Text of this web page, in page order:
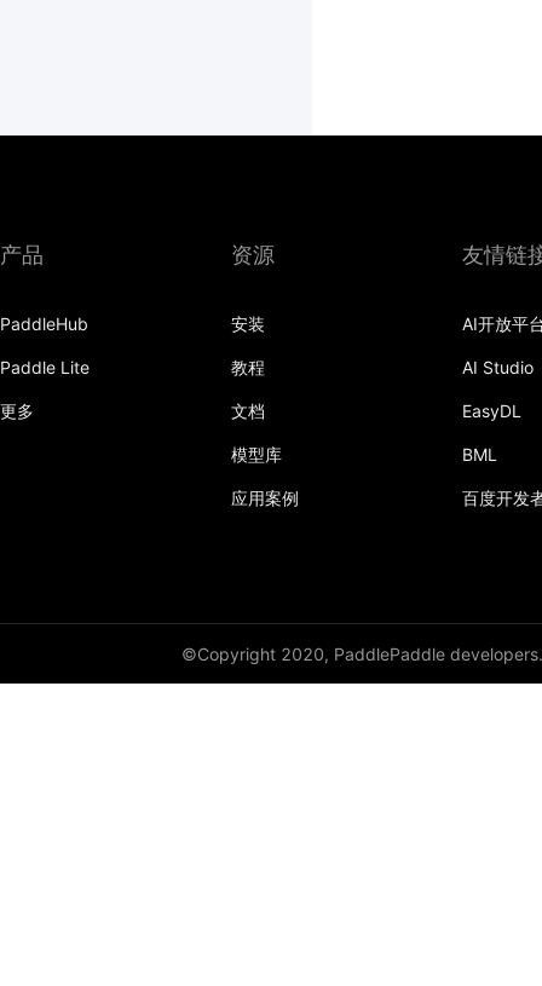
产品
PaddleHub
Paddle Lite
更多
资源
安装
教程
文档
模型库
应用案例
友情链
AI开放平
AI Studio
EasyDL
BML
百度开发
©Copyright 2020, PaddlePaddle developers.